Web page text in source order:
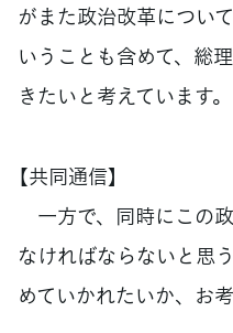
がまた政治改革につい
いうことも含めて、総
きたいと考えています。
【共同通信】
一方で、同時にこの
なければならないと思
めていかれたいか、お